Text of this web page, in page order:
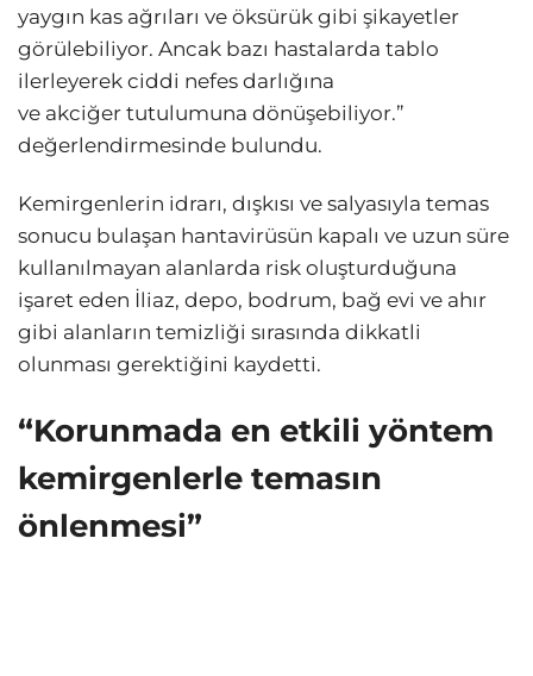
yaygın kas ağrıları ve öksürük gibi şikayetler
görülebiliyor. Ancak bazı hastalarda tablo
ilerleyerek ciddi nefes darlığına
ve akciğer tutulumuna dönüşebiliyor.”
değerlendirmesinde bulundu.
Kemirgenlerin idrarı, dışkısı ve salyasıyla temas
sonucu bulaşan hantavirüsün kapalı ve uzun süre
kullanılmayan alanlarda risk oluşturduğuna
işaret eden İliaz, depo, bodrum, bağ evi ve ahır
gibi alanların temizliği sırasında dikkatli
olunması gerektiğini kaydetti.
“Korunmada en etkili yöntem
kemirgenlerle temasın
önlenmesi”